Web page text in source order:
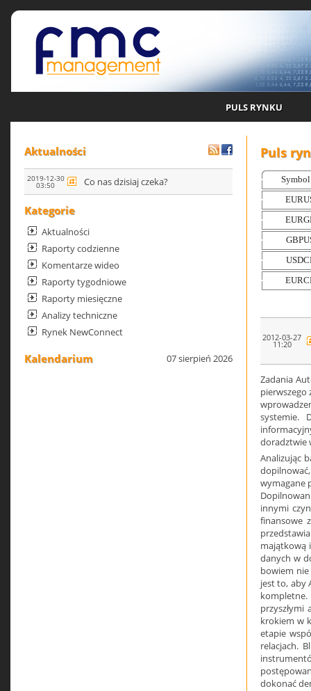
PULS RYNKU
Aktualności
2019-12-30
03:50 Co nas dzisiaj czeka?
Kategorie
Aktualności
Raporty codzienne
Komentarze wideo
Raporty tygodniowe
Raporty miesięczne
Analizy techniczne
Rynek NewConnect
Kalendarium 07 sierpień 2026
Puls
2012-03-27
11:20
Zadania
systemie.
doradztwie
Analizując
wymagane
innymi
finansowe
majątkową
danych w
bowiem
jest to, aby
krokiem w
etapie
relacjach.
dokonać